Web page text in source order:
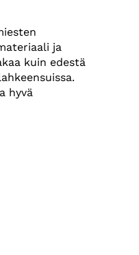
ja
kuin edestä
hyvä